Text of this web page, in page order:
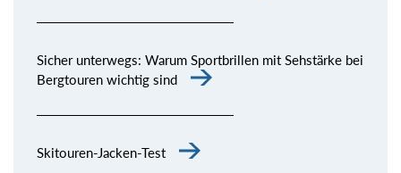
Sicher unterwegs: Warum Sportbrillen mit Sehstärke bei
Bergtouren wichtig sind
Skitouren-Jacken-Test